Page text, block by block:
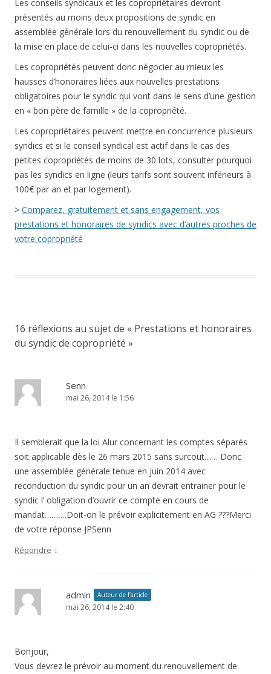
Les conseils syndicaux et les copropriétaires devront
présentés au moins deux propositions de syndic en
assemblée générale lors du renouvellement du syndic ou de
la mise en place de celui-ci dans les nouvelles copropriétés.
Les copropriétés peuvent donc négocier au mieux les
hausses d’honoraires liées aux nouvelles prestations
obligatoires pour le syndic qui vont dans le sens d’une gestion
en « bon père de famille » de la copropriété.
Les copropriétaires peuvent mettre en concurrence plusieurs
syndics et si le conseil syndical est actif dans le cas des
petites copropriétés de moins de 30 lots, consulter pourquoi
pas les syndics en ligne (leurs tarifs sont souvent inférieurs à
100€ par an et par logement).
> Comparez, gratuitement et sans engagement, vos
prestations et honoraires de syndics avec d’autres proches de
votre copropriété
16 réflexions au sujet de « Prestations et honoraires
du syndic de copropriété »
Senn
mai 26, 2014 le 1:56
Il semblerait que la loi Alur concernant les comptes séparés
soit applicable dès le 26 mars 2015 sans surcout…… Donc
une assemblée générale tenue en juin 2014 avec
reconduction du syndic pour un an devrait entrainer pour le
syndic l’ obligation d’ouvrir ce compte en cours de
mandat……….Doit-on le prévoir explicitement en AG ???Merci
de votre réponse JPSenn
Répondre ↓
admin Auteur de l’article
mai 26, 2014 le 2:40
Bonjour,
Vous devrez le prévoir au moment du renouvellement de